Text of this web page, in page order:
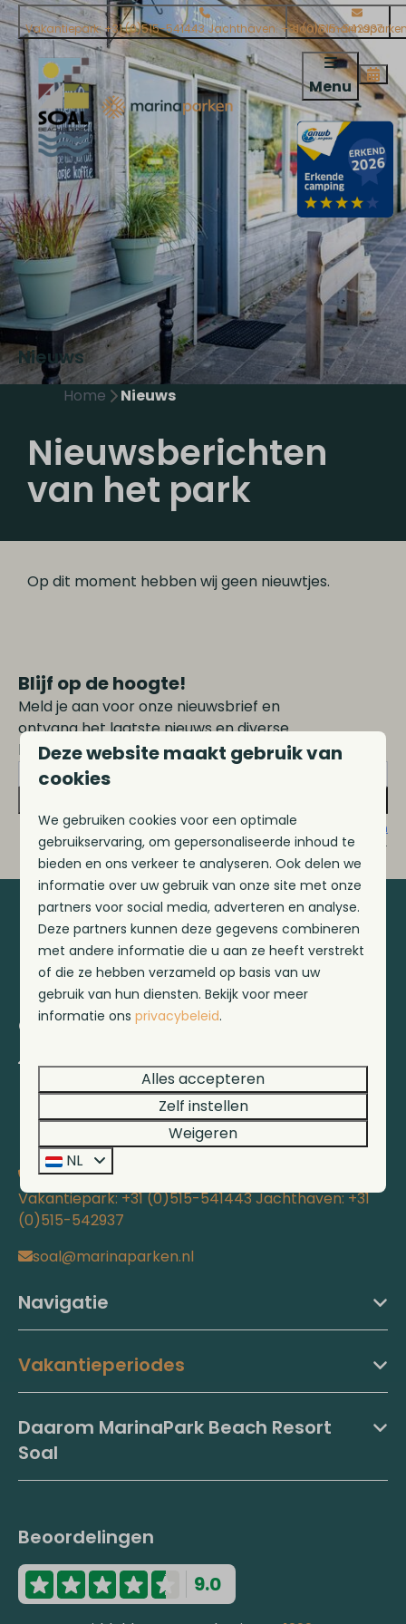
Vakantiepark: +31 (0)515-541443 Jachthaven: +31 (0)515-542937
Menu
Nieuws
Home Nieuws
Nieuwsberichten
van het park
Op dit moment hebben wij geen nieuwtjes.
Blijf op de hoogte!
Meld je aan voor onze nieuwsbrief en
ontvang het laatste nieuws en diverse
kortingen!
Beveiligd door reCaptcha, privacybeleiden servicevoorwaarden
zijn van toepassing.
Veilig betalen
Contact
Suderséleane 29
8711 GX Workum
Nederland
Vakantiepark: +31 (0)515-541443 Jachthaven: +31
(0)515-542937
soal@marinaparken.nl
Navigatie
Vakantieperiodes
Daarom MarinaPark Beach Resort
Soal
Beoordelingen
9.0
Deze website maakt gebruik van
cookies
We gebruiken cookies voor een optimale
gebruikservaring, om gepersonaliseerde inhoud te
bieden en ons verkeer te analyseren. Ook delen we
informatie over uw gebruik van onze site met onze
partners voor social media, adverteren en analyse.
Deze partners kunnen deze gegevens combineren
met andere informatie die u aan ze heeft verstrekt
of die ze hebben verzameld op basis van uw
gebruik van hun diensten. Bekijk voor meer
informatie onsprivacybeleid.
Alles accepteren
Zelf instellen
Weigeren
NL